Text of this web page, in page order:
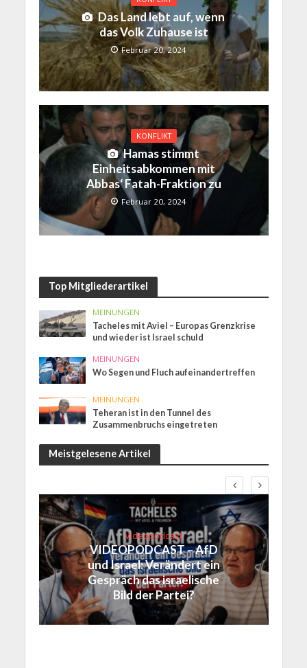
Das Land lebt auf, wenn
das Volk Zuhause ist
Februar 20, 2024
KONFLIKT
Hamas stimmt
Einheitsabkommen mit
Abbas‘ Fatah-Fraktion zu
Februar 20, 2024
Top Mitgliederartikel
MEINUNGEN
Tacheles mit Aviel – Europas Grenzkrise
und wieder ist Israel schuld
MEINUNGEN
Wo Segen und Fluch aufeinandertreffen
MEINUNGEN
Teheran ist in den Tunnel des
Zusammenbruchs eingetreten
Meistgelesene Artikel
Videopodcast
VIDEOPODCAST – AfD
und Israel: Verändert ein
Gespräch das israelische
Bild der Partei?